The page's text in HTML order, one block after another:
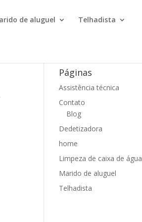
de aluguel Telhadista
Páginas
Assistência técnica
Contato
Blog
Dedetizadora
home
Limpeza de caixa de água
Marido de aluguel
Telhadista